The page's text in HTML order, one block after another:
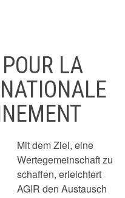
LA
Mit dem Ziel, eine
Wertegemeinschaft zu
schaffen, erleichtert
AGIR den Austausch